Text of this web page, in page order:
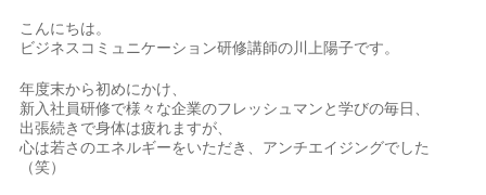
こんにちは。
ビジネスコミュニケーション研修講師の川上陽子です。
年度末から初めにかけ、
新入社員研修で様々な企業のフレッシュマンと学びの毎日、
出張続きで身体は疲れますが、
心は若さのエネルギーをいただき、アンチエイジングでした
（笑）